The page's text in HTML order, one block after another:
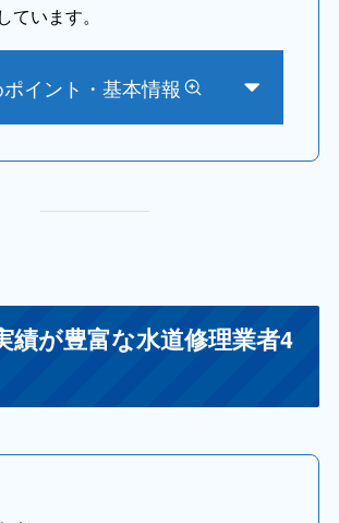
ています。
イント・基本情報
績が豊富な水道修理業者4